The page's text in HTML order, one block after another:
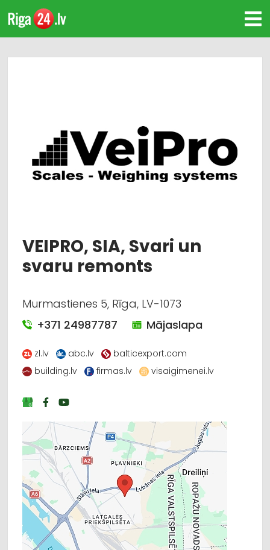
VEIPRO, SIA, Svari un
svaru remonts
Murmastienes 5, Rīga, LV-1073
+371 24987787
Mājaslapa
zl.lv abc.lv
balticexport.com
building.lv
firmas.lv visaigimenei.lv